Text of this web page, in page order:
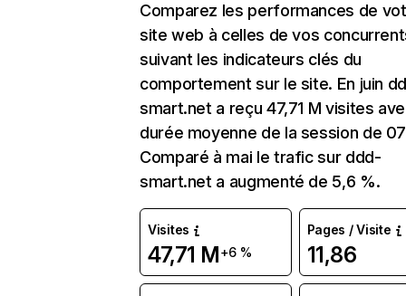
Comparez les performances de
site web à celles de vos
suivant les indicateurs clés du
comportement sur le site. En juin
smart.net a reçu 47,71 M visites
durée moyenne de la session de
Comparé à mai le trafic sur ddd-
smart.net a augmenté de 5,6 %.
Visites
47,71 M+6 %
Pages / Visite
11,86